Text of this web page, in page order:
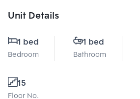
Unit Details
1 bed
Bedroom
1 bed
Bathroom
15
Floor No.